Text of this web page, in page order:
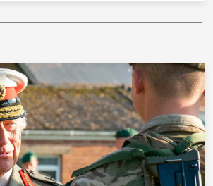
KUNGAHUS
Brittiska kungahuset
Norska kungahuset
Danska kungahuset
Spanska kungahuset
kungahuset